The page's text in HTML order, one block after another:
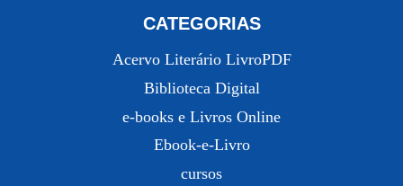
CATEGORIAS
Acervo Literário LivroPDF
Biblioteca Digital
e-books e Livros Online
Ebook-e-Livro
cursos